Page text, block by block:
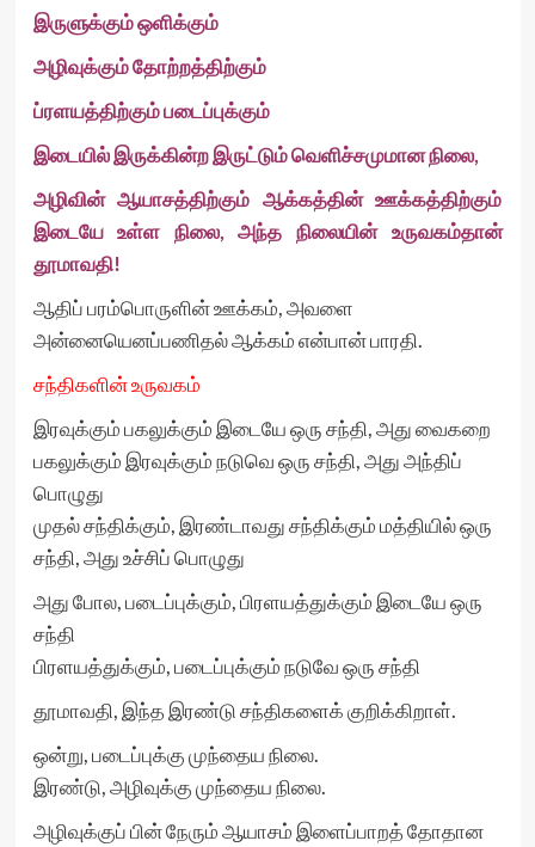
இருளுக்கும் ஒளிக்கும்
அழிவுக்கும் தோற்றத்திற்கும்
ப்ரளயத்திற்கும் படைப்புக்கும்
இடையில் இருக்கின்ற இருட்டும் வெளிச்சமுமான நிலை,
அழிவின் ஆயாசத்திற்கும் ஆக்கத்தின் ஊக்கத்திற்கும்
இடையே உள்ள நிலை, அந்த நிலையின் உருவகம்தான்
தூமாவதி!
ஆதிப் பரம்பொருளின் ஊக்கம், அவளை
அன்னையெனப்பணிதல் ஆக்கம் என்பான் பாரதி.
சந்திகளின் உருவகம்
இரவுக்கும் பகலுக்கும் இடையே ஒரு சந்தி, அது வைகறை
பகலுக்கும் இரவுக்கும் நடுவெ ஒரு சந்தி, அது அந்திப்
பொழுது
முதல் சந்திக்கும், இரண்டாவது சந்திக்கும் மத்தியில் ஒரு
சந்தி, அது உச்சிப் பொழுது
அது போல, படைப்புக்கும், பிரளயத்துக்கும் இடையே ஒரு
சந்தி
பிரளயத்துக்கும், படைப்புக்கும் நடுவே ஒரு சந்தி
தூமாவதி, இந்த இரண்டு சந்திகளைக் குறிக்கிறாள்.
ஒன்று, படைப்புக்கு முந்தைய நிலை.
இரண்டு, அழிவுக்கு முந்தைய நிலை.
அழிவுக்குப் பின் நேரும் ஆயாசம் இளைப்பாறத் தோதான